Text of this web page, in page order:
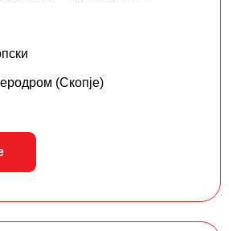
(Скопје)